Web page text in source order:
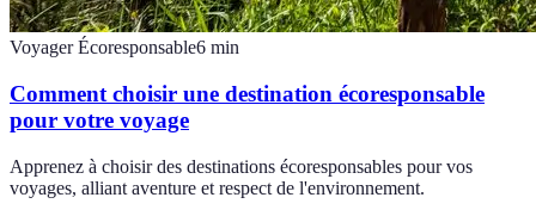
Voyager Écoresponsable6 min
Comment choisir une destination écoresponsable
pour votre voyage
Apprenez à choisir des destinations écoresponsables pour vos
voyages, alliant aventure et respect de l'environnement.